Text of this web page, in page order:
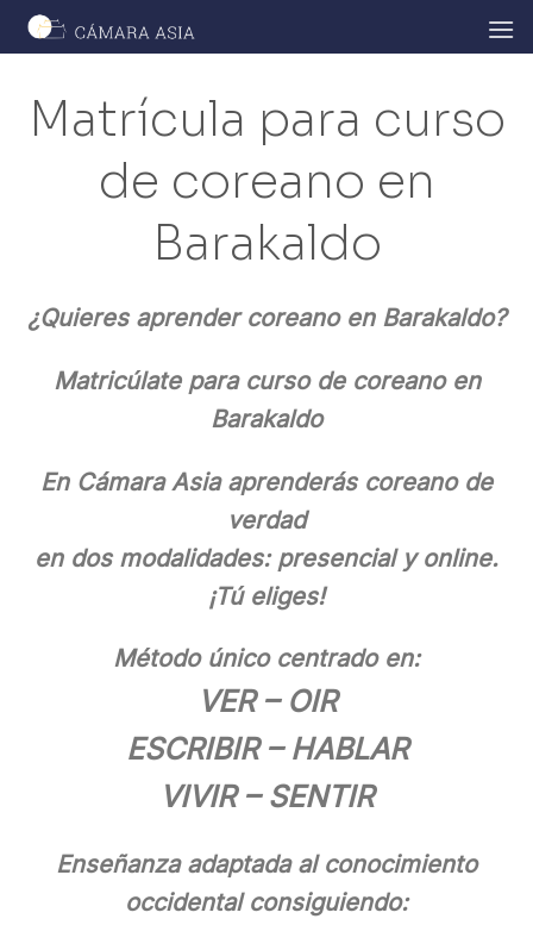
Skip
Matrícula para curso
de coreano en
Barakaldo
¿Quieres aprender coreano en Barakaldo?
Matricúlatepara curso de coreano en
Barakaldo
En Cámara Asia aprenderás coreano de
verdad
en dos modalidades: presencial y online.
¡Tú eliges!
Método único centrado en:
VER – OIR
ESCRIBIR – HABLAR
VIVIR – SENTIR
Enseñanza adaptada al conocimiento
occidental consiguiendo: